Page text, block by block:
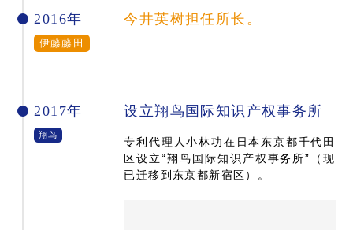
2016年
伊藤藤田
今井英树担任所长。
2017年
翔鸟
设立翔鸟国际知识产权事务所
专利代理人小林功在日本东京都千代田
区设立“翔鸟国际知识产权事务所”（现
已迁移到东京都新宿区）。